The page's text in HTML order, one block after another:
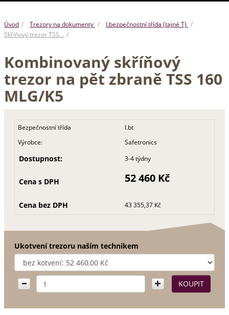
Úvod Trezory na dokumenty
I.bezpečnostní třída (tajné T)
Skříňový trezor TSS…
Kombinovaný skříňový
trezor na pět zbraně TSS 160
MLG/K5
Bezpečnostní třída
I.bt
Výrobce:
Safetronics
Dostupnost: 3-4 týdny
Cena s DPH 52 460 Kč
Cena bez DPH 43 355,37 Kč
Ukotvení trezoru naším technikem